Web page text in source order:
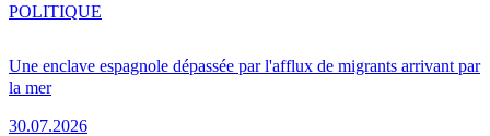
Une enclave espagnole dépassée par l'afflux de migrants arrivant par
la mer
30.07.2026
POLITIQUE